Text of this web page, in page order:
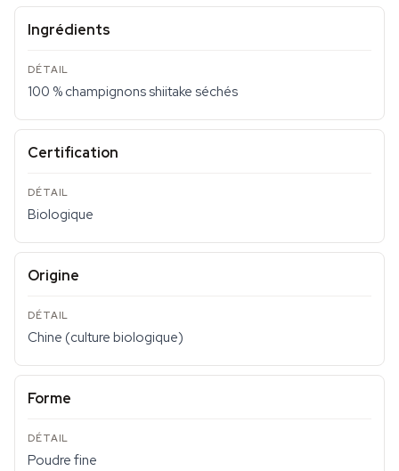
Ingrédients
100 % champignons shiitake séchés
Certification
Biologique
Origine
Chine (culture biologique)
Forme
Poudre fine